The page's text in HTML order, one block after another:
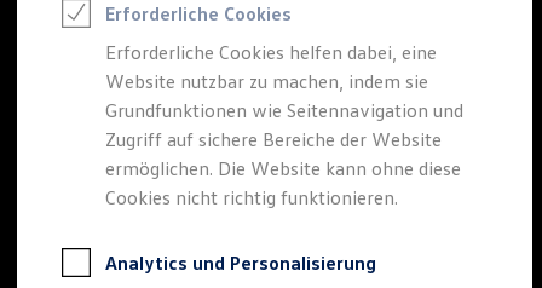
Elektroauto Leasing
Kleinwagen-Leasing
Leasing ohne Anzahlung
Finanzierung
Autokredit mit Schlussrate
Versicherungen und Garantien
Kfz-Versicherung
Restschuldversicherungen
Garantien
Professional Class bei Volkswagen
Erforderliche Cookies
Erforderliche Cookies helfen dabei, eine
Website nutzbar zu machen, indem sie
Grundfunktionen wie Seitennavigation und
Zugriff auf sichere Bereiche der Website
ermöglichen. Die Website kann ohne diese
Cookies nicht richtig funktionieren.
Analytics und Personalisierung